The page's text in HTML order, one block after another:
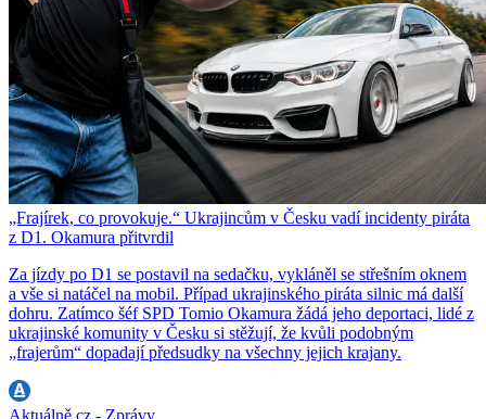
„Frajírek, co provokuje.“ Ukrajincům v Česku vadí incidenty piráta
z D1. Okamura přitvrdil
Za jízdy po D1 se postavil na sedačku, vykláněl se střešním oknem
a vše si natáčel na mobil. Případ ukrajinského piráta silnic má další
dohru. Zatímco šéf SPD Tomio Okamura žádá jeho deportaci, lidé z
ukrajinské komunity v Česku si stěžují, že kvůli podobným
„frajerům“ dopadají předsudky na všechny jejich krajany.
Aktuálně.cz - Zprávy